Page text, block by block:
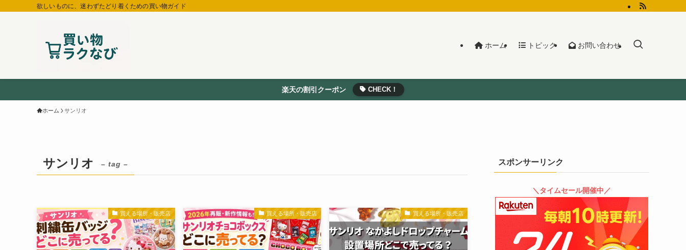
欲しいものに、迷わずたどり着くための買い物ガイド
ホーム トピック お問い合わせ
楽天の割引クーポン CHECK！
ホーム サンリオ
サンリオ – tag –
買える場所・販売店 買える場所・販売店 買える場所・販売店
スポンサーリンク
＼タイムセール開催中／